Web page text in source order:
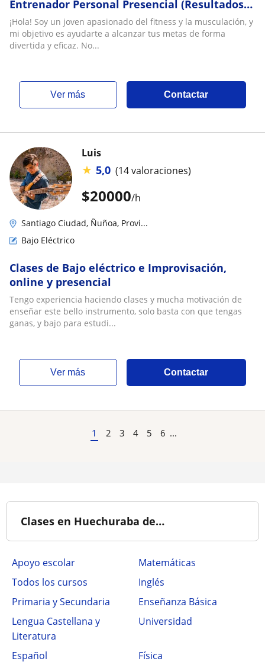
Entrenador Personal Presencial (Resultados
Comprobables + 🥗 Plan Nutricional Realista)
¡Hola! Soy un joven apasionado del fitness y la musculación, y
mi objetivo es ayudarte a alcanzar tus metas de forma
divertida y eficaz. No...
ver más Contactar
$20000/h
Luis
★ 5,0 (14 valoraciones)
Santiago Ciudad, Ñuñoa, Provi...
Bajo Eléctrico
Clases de Bajo eléctrico e Improvisación,
online y presencial
Tengo experiencia haciendo clases y mucha motivación de
enseñar este bello instrumento, solo basta con que tengas
ganas, y bajo para estudi...
ver más Contactar
1 2 3 4 5 6 ...
Clases en Huechuraba de…
Apoyo escolar
Matemáticas
Todos los cursos
Inglés
Primaria y Secundaria
Enseñanza Básica
Lengua Castellana y
Literatura
Universidad
Español
Física